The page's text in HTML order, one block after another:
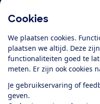
Cookies
We plaatsen cookies.
plaatsen we altijd. Deze
functionaliteiten goed te
meten. Er zijn ook cookies
Je gebruikservaring of
geven.
Alles
app